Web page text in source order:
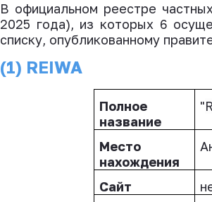
В официальном реестре
2025 года), из которых 6
списку, опубликованному
(1) REIWA
Полное
название
"
Место
нахождения
Сайт